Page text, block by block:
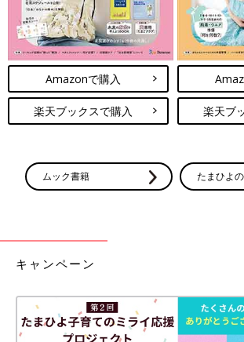
Amazonで購入
楽天ブックスで購入 楽天ブ
ムック書籍 たまひよ
キャンペーン